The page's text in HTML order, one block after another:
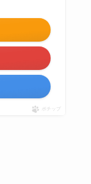
ポチップ